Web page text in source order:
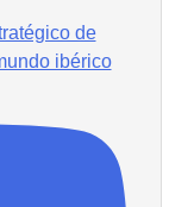
de
ibérico